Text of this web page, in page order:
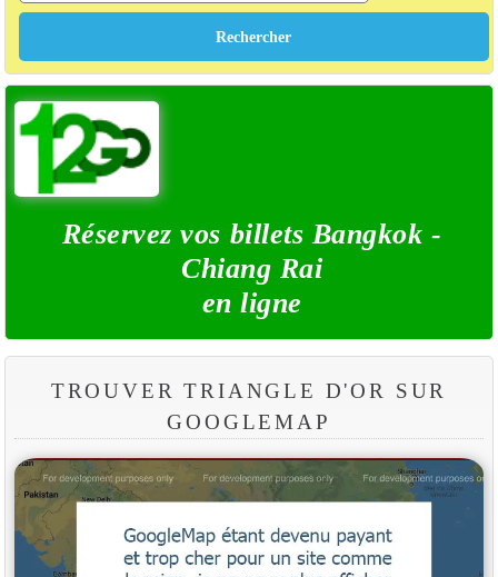
Réservez vos billets Bangkok -
Chiang Rai
en ligne
TROUVER TRIANGLE D'OR SUR
GOOGLEMAP